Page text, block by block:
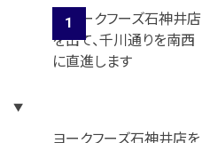
ヨークフーズ石神井店を